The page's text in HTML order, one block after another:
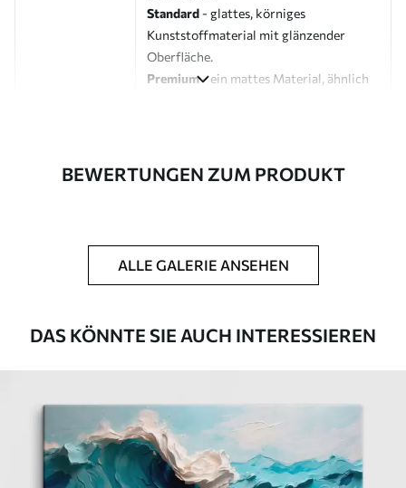
Standard - glattes, körniges
Kunststoffmaterial mit glänzender
Oberfläche.
Premium- ein mattes Material, ähnlich
UWALLS
Sie können eine Lackschicht hinzufügen.
Lebendige, satte Farben
✓Lichtecht
Sichere, geruchlose Tinten
BEWERTUNGEN ZUM PRODUKT
ALLE GALERIE ANSEHEN
DAS KÖNNTE SIE AUCH INTERESSIEREN